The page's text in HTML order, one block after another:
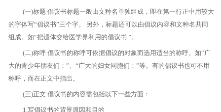
(一)标题 倡议书标题一般由文种名单独组成，即在第一行正中用较大
的字体写“倡议书”三个字。 另外，标题还可以由倡议内容和文种名共同
组成。如“把遗体交给医学界利用的倡议书 ”。
(二)称呼 倡议书的称呼可依据倡议的对象而选用适当的称呼。如“广
大的青少年朋友们：”、“广大的妇女同胞们：”等。有的倡议书也可不用
称呼，而在正文中指出。
(三)正文 倡议书的内容需包括以下一些方面：
1.写倡议书的背景原因和目的